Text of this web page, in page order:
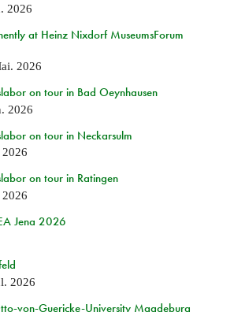
2026
at Heinz Nixdorf MuseumsForum
2026
on tour in Bad Oeynhausen
2026
on tour in Neckarsulm
on tour in Ratingen
Jena 2026
2026
von-Guericke-University Magdeburg